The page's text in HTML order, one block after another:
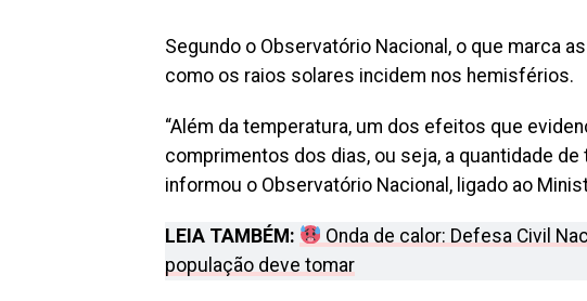
Segundo o Observatório Nacional, o que marca
como os raios solares incidem nos hemisférios.
“Além da temperatura, um dos efeitos que
comprimentos dos dias, ou seja, a quantidade
informou o Observatório Nacional, ligado ao
LEIA TAMBÉM:
Onda de calor: Defesa Civil
população deve tomar